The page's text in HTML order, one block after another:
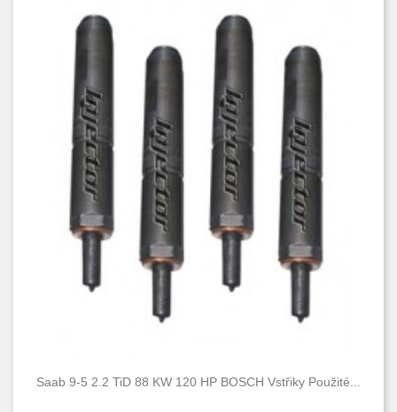
Saab 9-5 2.2 TiD 88 KW 120 HP BOSCH Vstřiky Použité...